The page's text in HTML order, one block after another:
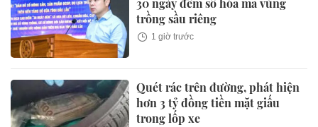
trồng sầu riêng
1 giờ trước
Quét rác trên đường, phát hiện
hơn 3 tỷ đồng tiền mặt giấu
trong lốp xe